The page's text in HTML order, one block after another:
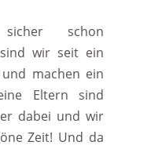
schon
wir seit ein
machen ein
Eltern sind
dabei und wir
Zeit! Und da